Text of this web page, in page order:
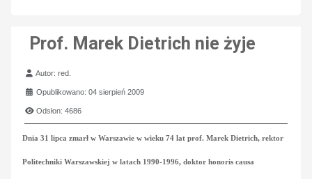
Prof. Marek Dietrich nie żyje
Szczegóły
Autor:red.
Opublikowano: 04 sierpień 2009
Odsłon: 4686
Dnia 31 lipca zmarł w Warszawie w wieku 74 lat prof. Marek Dietrich, rektor
Politechniki Warszawskiej w latach 1990-1996, doktor honoris causa